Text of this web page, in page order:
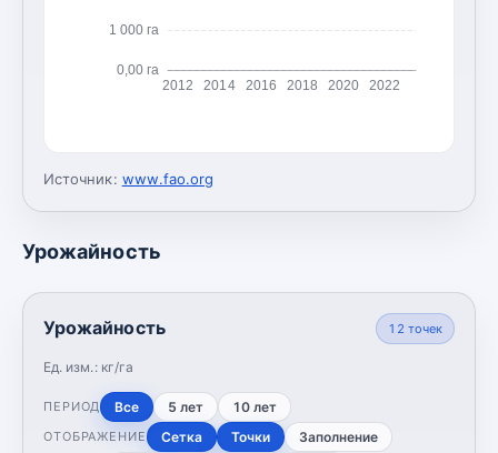
0,00 га
1 000 га
2012 2014 2016 2018 2020 2022
Источник: www.fao.org
Урожайность
Урожайность
Ед. изм.: кг/га
12 точек
ПЕРИОД Все 5 лет 10 лет
ОТОБРАЖЕНИЕ Сетка Точки Заполнение